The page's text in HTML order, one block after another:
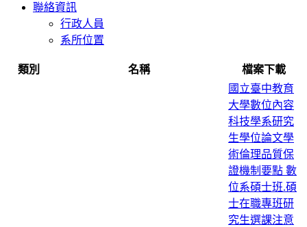
聯絡資訊
行政人員
系所位置
類別 名稱 檔案下載
國立臺中教育
大學數位內容
科技學系研究
生學位論文學
術倫理品質保
證機制要點 數
位系碩士班.碩
士在職專班研
究生選課注意